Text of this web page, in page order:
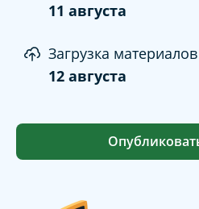
11 августа
Загрузка
12 августа